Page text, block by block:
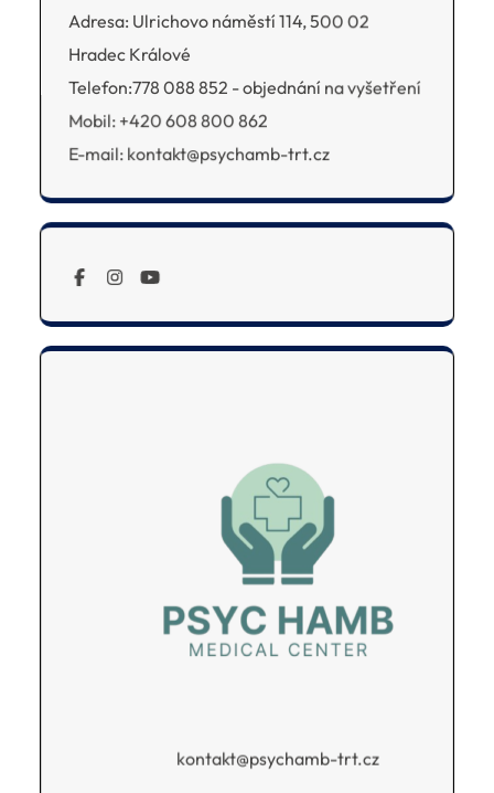
Adresa: Ulrichovo náměstí 114, 500 02
Hradec Králové
Telefon:778 088 852 - objednání na vyšetření
Mobil: +420 608 800 862
E-mail: kontakt@psychamb-trt.cz
kontakt@psychamb-trt.cz